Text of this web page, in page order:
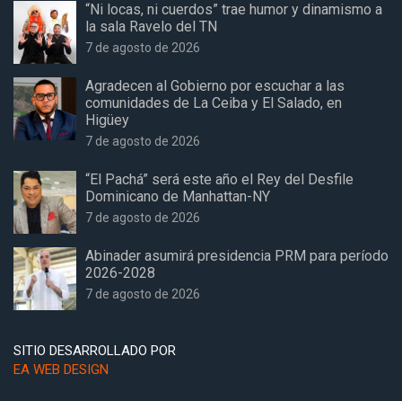
“Ni locas, ni cuerdos” trae humor y dinamismo a
la sala Ravelo del TN
7 de agosto de 2026
Agradecen al Gobierno por escuchar a las
comunidades de La Ceiba y El Salado, en
Higüey
7 de agosto de 2026
“El Pachá” será este año el Rey del Desfile
Dominicano de Manhattan-NY
7 de agosto de 2026
Abinader asumirá presidencia PRM para período
2026-2028
7 de agosto de 2026
SITIO DESARROLLADO POR
EA WEB DESIGN